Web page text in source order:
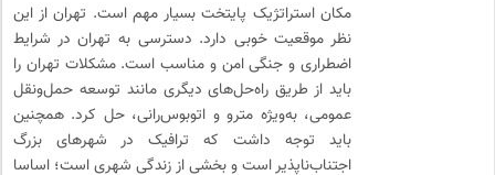
مکان استراتژیک پایتخت بسیار مهم است. تهران از این
نظر موقعیت خوبی دارد. دسترسی به تهران در شرایط
اضطراری و جنگی امن و مناسب است. مشکلات تهران را
باید از طریق راه‌حل‌های دیگری مانند توسعه حمل‌ونقل
عمومی، به‌ویژه مترو و اتوبوس‌رانی، حل کرد. همچنین
باید توجه داشت که ترافیک در شهرهای بزرگ
اجتناب‌ناپذیر است و بخشی از زندگی شهری است؛ اساسا